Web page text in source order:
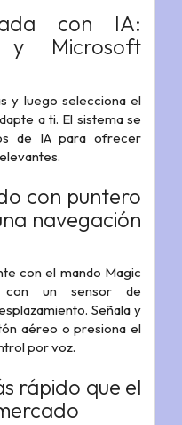
con IA:
y Microsoft
y luego selecciona el
a ti. El sistema se
de IA para ofrecer
con puntero
navegación
con el mando Magic
con un sensor de
Señala y
aéreo o presiona el
por voz.
rápido que el